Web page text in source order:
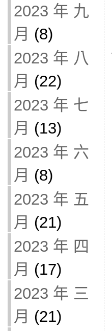
2023 年 九
月 (8)
2023 年 八
月 (22)
2023 年 七
月 (13)
2023 年 六
月 (8)
2023 年 五
月 (21)
2023 年 四
月 (17)
2023 年 三
月 (21)